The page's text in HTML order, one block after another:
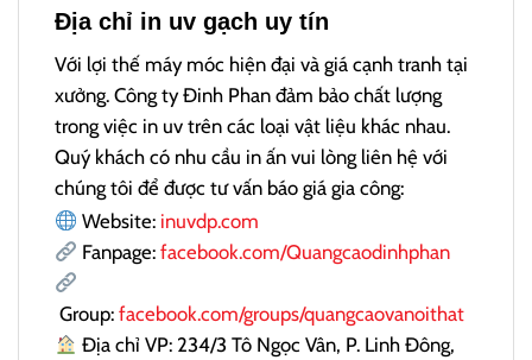
Địa chỉ in uv gạch uy tín
Với lợi thế máy móc hiện đại và giá cạnh tranh tại
xưởng. Công ty Đinh Phan đảm bảo chất lượng
trong việc in uv trên các loại vật liệu khác nhau.
Quý khách có nhu cầu in ấn vui lòng liên hệ với
chúng tôi để được tư vấn báo giá gia công:
Website: inuvdp.com
Fanpage:facebook.com/Quangcaodinhphan
Group: facebook.com/groups/quangcaovanoithat
Địa chỉ VP: 234/3 Tô Ngọc Vân, P. Linh Đông,